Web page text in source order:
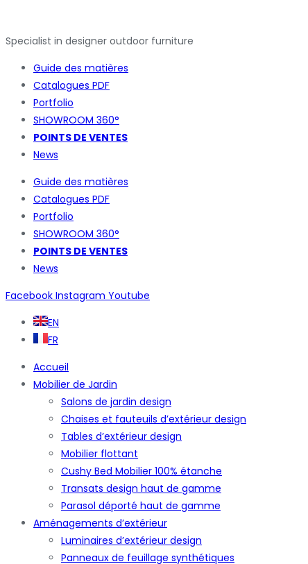
Specialist in designer outdoor furniture
Guide des matières
Catalogues PDF
Portfolio
SHOWROOM 360°
POINTS DE VENTES
News
Guide des matières
Catalogues PDF
Portfolio
SHOWROOM 360°
POINTS DE VENTES
News
Facebook Instagram Youtube
EN
FR
Accueil
Mobilier de Jardin
Salons de jardin design
Chaises et fauteuils d’extérieur design
Tables d’extérieur design
Mobilier flottant
Cushy Bed Mobilier 100% étanche
Transats design haut de gamme
Parasol déporté haut de gamme
Aménagements d’extérieur
Luminaires d’extérieur design
Panneaux de feuillage synthétiques